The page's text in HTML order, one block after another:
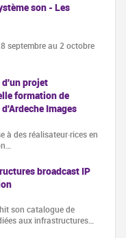
son - Les
septembre au 2 octobre
projet
formation de
Images
à des réalisateur·rices en
broadcast IP
son catalogue de
aux infrastructures…